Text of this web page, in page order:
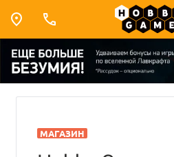
МАГАЗИН